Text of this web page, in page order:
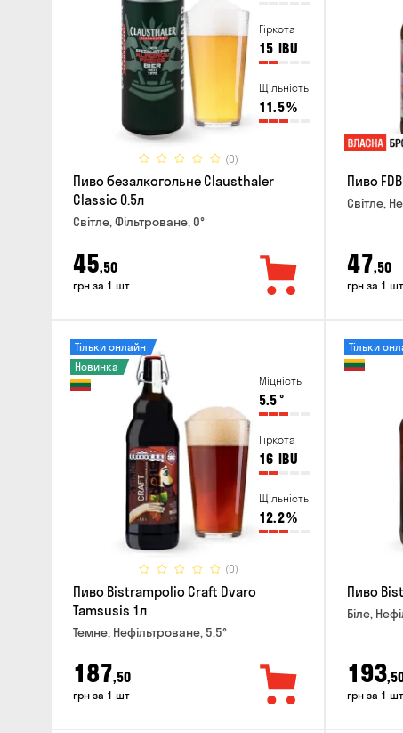
Гіркота
15 IBU
Щільність
11.5%
(0)
Пиво безалкогольне Clausthaler
Classic 0.5л
Світле, Фільтроване, 0°
45,50
грн за 1 шт
Пиво
Світле,
47,50
грн за 1 шт
Міцність
5.5°
Гіркота
16 IBU
Щільність
12.2%
(0)
Тільки онлайн
Новинка
Пиво Bistrampolio Craft Dvaro
Tamsusis 1л
Темне, Нефільтроване, 5.5°
187,50
грн за 1 шт
Тільки
Пиво
Біле,
193
грн за 1 шт